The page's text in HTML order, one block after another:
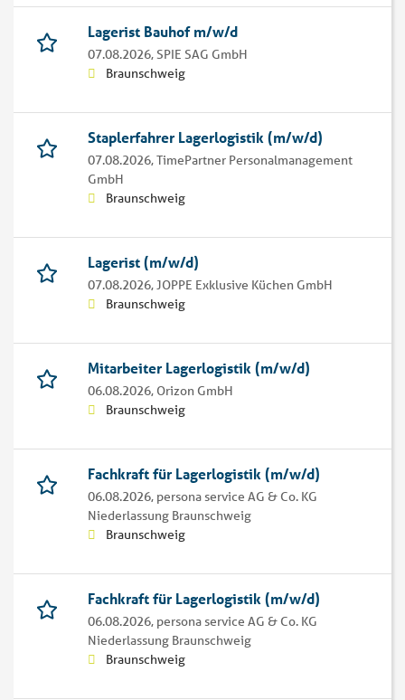
Lagerist Bauhof m/w/d
07.08.2026,SPIE SAG GmbH
Braunschweig
Staplerfahrer Lagerlogistik (m/w/d)
07.08.2026,TimePartner Personalmanagement
GmbH
Braunschweig
Lagerist (m/w/d)
07.08.2026,JOPPE Exklusive Küchen GmbH
Braunschweig
Mitarbeiter Lagerlogistik (m/w/d)
06.08.2026, Orizon GmbH
Braunschweig
Fachkraft für Lagerlogistik (m/w/d)
06.08.2026, persona service AG & Co. KG
Niederlassung Braunschweig
Braunschweig
Fachkraft für Lagerlogistik (m/w/d)
06.08.2026, persona service AG & Co. KG
Niederlassung Braunschweig
Braunschweig